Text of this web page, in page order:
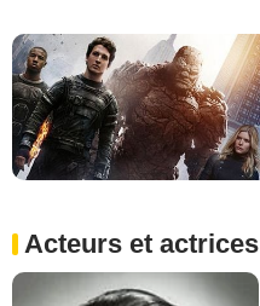
Acteurs et actrices